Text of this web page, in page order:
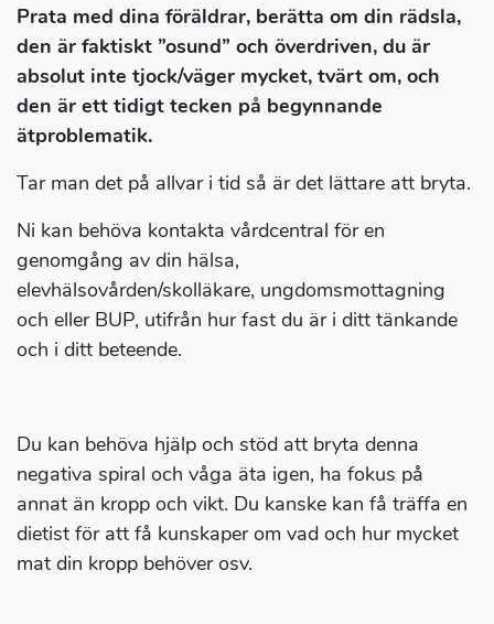
Prata med dina föräldrar, berätta om din rädsla,
den är faktiskt ”osund” och överdriven, du är
absolut inte tjock/väger mycket, tvärt om, och
den är ett tidigt tecken på begynnande
ätproblematik.
Tar man det på allvar i tid så är det lättare att bryta.
Ni kan behöva kontakta vårdcentral för en
genomgång av din hälsa,
elevhälsovården/skolläkare, ungdomsmottagning
och eller BUP, utifrån hur fast du är i ditt tänkande
och i ditt beteende.
Du kan behöva hjälp och stöd att bryta denna
negativa spiral och våga äta igen, ha fokus på
annat än kropp och vikt. Du kanske kan få träffa en
dietist för att få kunskaper om vad och hur mycket
mat din kropp behöver osv.